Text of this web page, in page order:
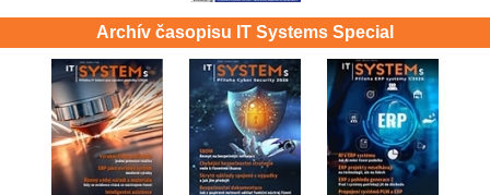
Archív časopisu IT Systems Special